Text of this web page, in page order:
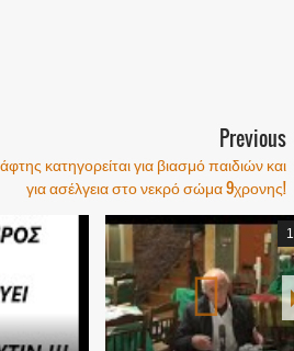
Previous
κατηγορείται για βιασμό παιδιών και
για ασέλγεια στο νεκρό σώμα 9χρονης!
1